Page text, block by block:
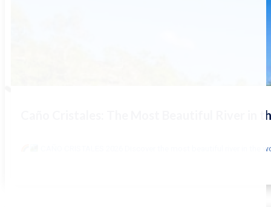
Caño Cristales: The Most Beautiful River in
CAÑO CRISTALES 2026 Discover the most beautiful river in the